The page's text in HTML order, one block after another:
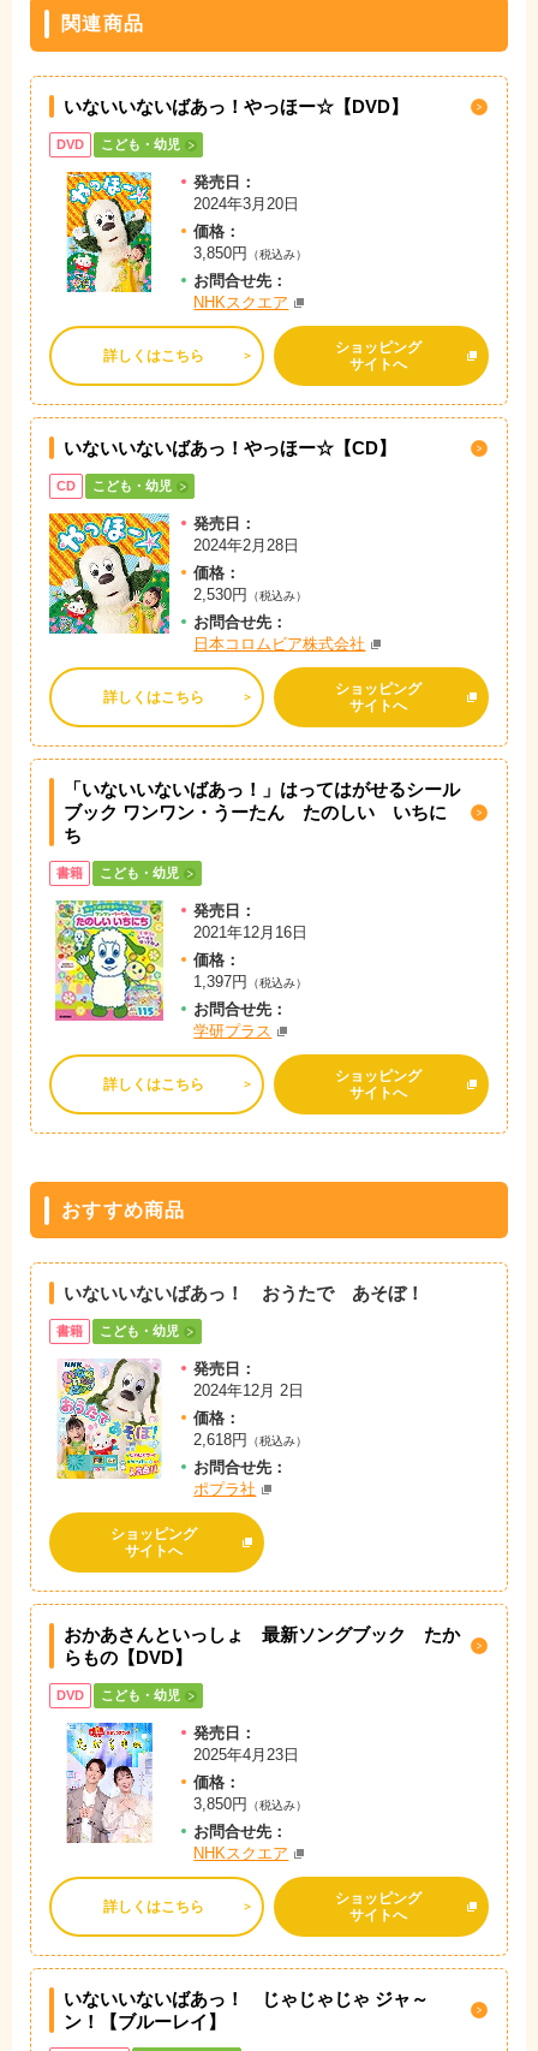
関連商品
いないいないばあっ！やっほー☆【DVD】
DVD こども・幼児
発売日：
2024年3月20日
価格：
3,850円
（税込み）
お問合せ先：
NHKスクエア
詳しくはこちら
ショッピング
サイトへ
いないいないばあっ！やっほー☆【CD】
CD こども・幼児
発売日：
2024年2月28日
価格：
2,530円
（税込み）
お問合せ先：
日本コロムビア株式会社
詳しくはこちら
ショッピング
サイトへ
「いないいないばあっ！」はってはがせるシール
ブック ワンワン・うーたん たのしい いちに
ち
書籍 こども・幼児
発売日：
2021年12月16日
価格：
1,397円
（税込み）
お問合せ先：
学研プラス
詳しくはこちら
ショッピング
サイトへ
おすすめ商品
いないいないばあっ！ おうたで あそぼ！
書籍 こども・幼児
発売日：
2024年12月 2日
価格：
2,618円
（税込み）
お問合せ先：
ポプラ社
ショッピング
サイトへ
おかあさんといっしょ 最新ソングブック たか
らもの【DVD】
DVD こども・幼児
発売日：
2025年4月23日
価格：
3,850円
（税込み）
お問合せ先：
NHKスクエア
詳しくはこちら
ショッピング
サイトへ
いないいないばあっ！ じゃじゃじゃ ジャ～
ン！【ブルーレイ】